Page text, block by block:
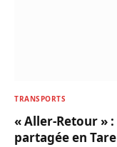
TRANSPORTS
« Aller-Retour »
partagée en